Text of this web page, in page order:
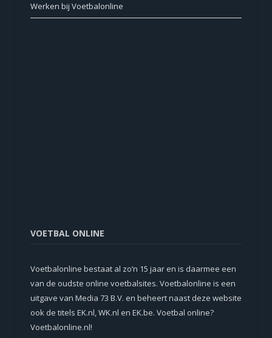
Werken bij Voetbalonline
VOETBAL ONLINE
Voetbalonline bestaat al zo’n 15 jaar en is daarmee een
van de oudste online voetbalsites. Voetbalonline is een
uitgave van Media 73 B.V. en beheert naast deze website
ook de titels EK.nl, WK.nl en EK.be. Voetbal online?
Voetbalonline.nl!